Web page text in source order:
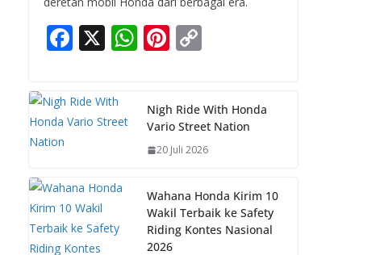
F
e
b
k
X W
s
A
p
Pi
e
st
y
Li
k
Nigh Ride With Honda
Vario Street Nation
20 Juli 2026
Wahana Honda Kirim 10
Wakil Terbaik ke Safety
Riding Kontes Nasional
2026